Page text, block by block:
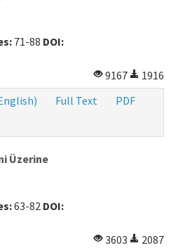
71-88 DOI:
9167
1916
Full Text
PDF
Üzerine
63-82 DOI:
3603
2087